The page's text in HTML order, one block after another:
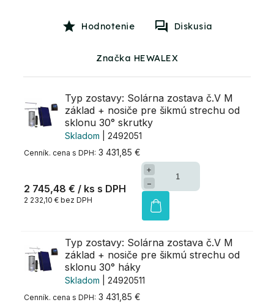
Hodnotenie Diskusia
Značka HEWALEX
Typ zostavy: Solárna zostava č.V M
základ + nosiče pre šikmú strechu od
sklonu 30° skrutky
Skladom
| 2492051
3 431,85 €
2 745,48 € / ks
2 232,10 € bez DPH
+
−
Typ zostavy: Solárna zostava č.V M
základ + nosiče pre šikmú strechu od
sklonu 30° háky
Skladom
| 24920511
3 431,85 €